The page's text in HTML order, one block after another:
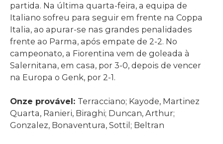
partida. Na última quarta-feira, a equipa de
Italiano sofreu para seguir em frente na Coppa
Italia, ao apurar-se nas grandes penalidades
frente ao Parma, após empate de 2-2. No
campeonato, a Fiorentina vem de goleada à
Salernitana, em casa, por 3-0, depois de vencer
na Europa o Genk, por 2-1.
Onze provável: Terracciano; Kayode, Martinez
Quarta, Ranieri, Biraghi; Duncan, Arthur;
Gonzalez, Bonaventura, Sottil; Beltran